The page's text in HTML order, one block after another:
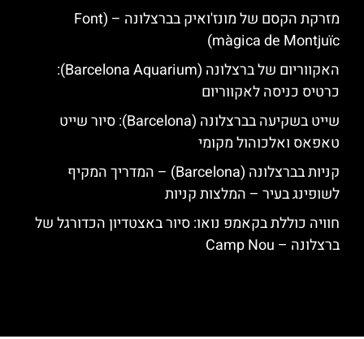
מזרקת הקסם של מונז'ואיק בברצלונה – (Font
màgica de Montjuïc)
האקווריום של ברצלונה (Barcelona Aquarium):
כרטיס כניסה לאקווריום
שייט בשקיעה בברצלונה (Barcelona): סיור שייט
טאפאס ואלכוהול מקומי
קניות בברצלונה (Barcelona) – המדריך המקיף
לשופינג בעיר – המלצות קניות
חוויה כוללת בקאמפ נואו: סיור באצטדיון הכדורגל של
ברצלונה – Camp Nou